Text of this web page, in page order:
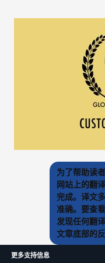
为了帮助读
网站上的翻
完成。译文
准确。要查
发现任何翻
文章底部的
更多支持信息